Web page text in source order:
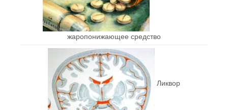
жаропонижающее средство
Ликвор